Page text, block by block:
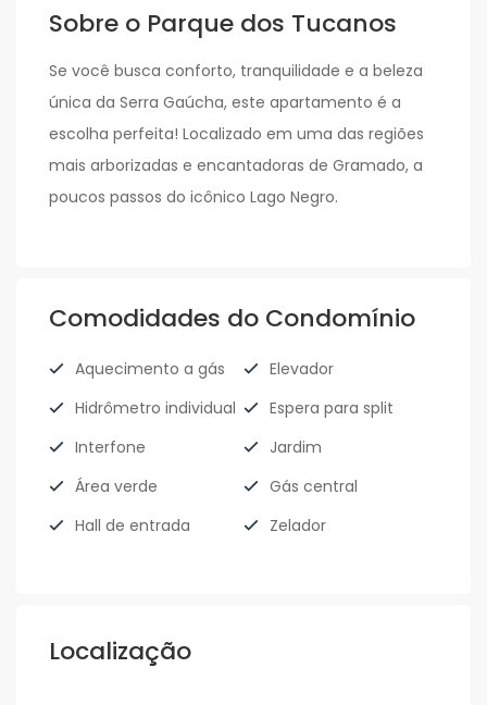
Sobre o Parque dos Tucanos
Se você busca conforto, tranquilidade e a beleza
única da Serra Gaúcha, este apartamento é a
escolha perfeita! Localizado em uma das regiões
mais arborizadas e encantadoras de Gramado, a
poucos passos do icônico Lago Negro.
Comodidades do Condomínio
Aquecimento a gás
Elevador
Hidrômetro individual
Espera para split
Interfone
Jardim
Área verde
Gás central
Hall de entrada
Zelador
Localização